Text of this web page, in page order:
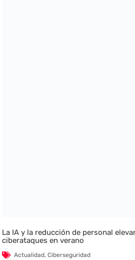
La IA y la reducción de personal
ciberataques en verano
Actualidad,Ciberseguridad